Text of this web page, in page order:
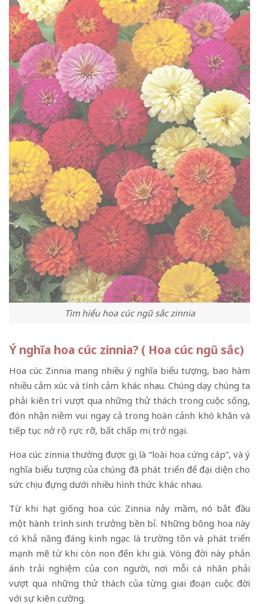
Tìm hiểu hoa cúc ngũ sắc zinnia
Ý nghĩa hoa cúc zinnia? ( Hoa cúc ngũ sắc)
Hoa cúc Zinnia mang nhiều ý nghĩa biểu tượng, bao hàm
nhiều cảm xúc và tình cảm khác nhau. Chúng dạy chúng ta
phải kiên trì vượt qua những thử thách trong cuộc sống,
đón nhận niềm vui ngay cả trong hoàn cảnh khó khăn và
tiếp tục nở rộ rực rỡ, bất chấp mọi trở ngại.
Hoa cúc zinnia thường được gọi là “loài hoa cứng cáp”, và ý
nghĩa biểu tượng của chúng đã phát triển để đại diện cho
sức chịu đựng dưới nhiều hình thức khác nhau.
Từ khi hạt giống hoa cúc Zinnia nảy mầm, nó bắt đầu
một hành trình sinh trưởng bền bỉ. Những bông hoa này
có khả năng đáng kinh ngạc là trường tồn và phát triển
mạnh mẽ từ khi còn non đến khi già. Vòng đời này phản
ánh trải nghiệm của con người, nơi mỗi cá nhân phải
vượt qua những thử thách của từng giai đoạn cuộc đời
với sự kiên cường.